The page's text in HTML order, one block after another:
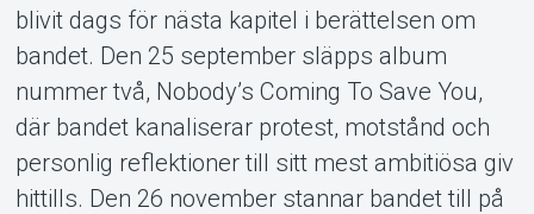
blivit dags för nästa kapitel i berättelsen om
bandet. Den 25 september släpps album
nummer två, Nobody’s Coming To Save You,
där bandet kanaliserar protest, motstånd och
personlig reflektioner till sitt mest ambitiösa giv
hittills. Den 26 november stannar bandet till på